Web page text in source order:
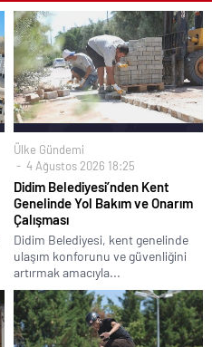
Ülke Gündemi
4 Ağustos 2026 18:25
Didim Belediyesi’nden Kent
Genelinde Yol Bakım ve Onarım
Çalışması
Didim Belediyesi, kent genelinde
ulaşım konforunu ve güvenliğini
artırmak amacıyla...